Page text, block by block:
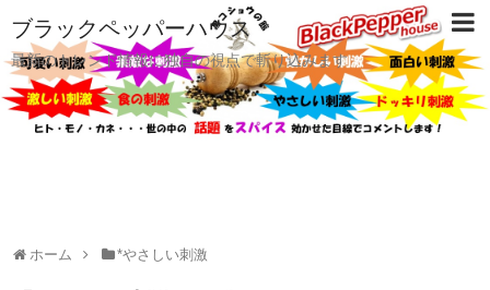
ブラックペッパーハウス
最新のトレンド情報に独自の視点で斬り込みます
ホーム *やさしい刺激